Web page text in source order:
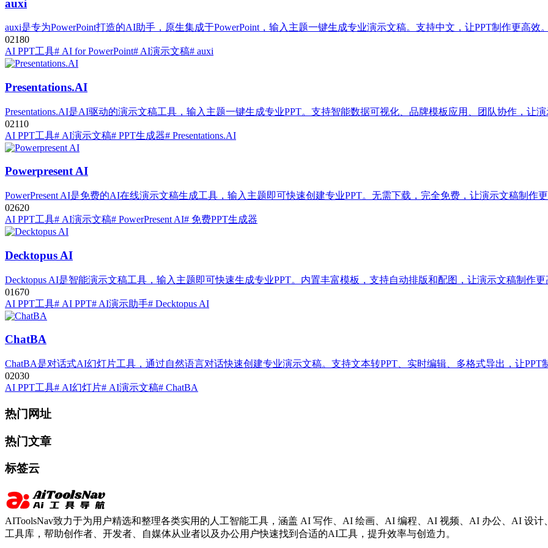
auxi
auxi是专为PowerPoint打造的AI助手，原生集成于PowerPoint，输入主题一键生成专业演示文稿。支持中文，让PPT制作更高效。
02180
AI PPT工具# AI for PowerPoint# AI演示文稿# auxi
Presentations.AI
Presentations.AI是AI驱动的演示文稿工具，输入主题一键生成专业PPT。支持智能数据可视化、品牌模板应用、团队协作，让演
02110
AI PPT工具# AI演示文稿# PPT生成器# Presentations.AI
Powerpresent AI
PowerPresent AI是免费的AI在线演示文稿生成工具，输入主题即可快速创建专业PPT。无需下载，完全免费，让演示文稿制作更
02620
AI PPT工具# AI演示文稿# PowerPresent AI# 免费PPT生成器
Decktopus AI
Decktopus AI是智能演示文稿工具，输入主题即可快速生成专业PPT。内置丰富模板，支持自动排版和配图，让演示文稿制作更
01670
AI PPT工具# AI PPT# AI演示助手# Decktopus AI
ChatBA
ChatBA是对话式AI幻灯片工具，通过自然语言对话快速创建专业演示文稿。支持文本转PPT、实时编辑、多格式导出，让PPT
02030
AI PPT工具# AI幻灯片# AI演示文稿# ChatBA
热门网址
热门文章
标签云
AIToolsNav致力于为用户精选和整理各类实用的人工智能工具，涵盖 AI 写作、AI 绘画、AI 编程、AI 视频、AI 办公、AI 设
工具库，帮助创作者、开发者、自媒体从业者以及办公用户快速找到合适的AI工具，提升效率与创造力。